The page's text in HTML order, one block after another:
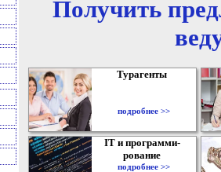
Получить
Турагенты
подробнее >>
IT и программи-
рование
подробнее >>